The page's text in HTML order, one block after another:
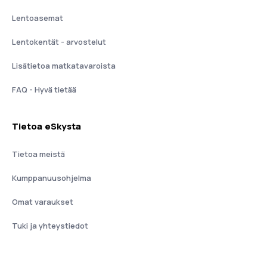
Lentoasemat
Lentokentät - arvostelut
Lisätietoa matkatavaroista
FAQ - Hyvä tietää
Tietoa eSkysta
Tietoa meistä
Kumppanuusohjelma
Omat varaukset
Tuki ja yhteystiedot